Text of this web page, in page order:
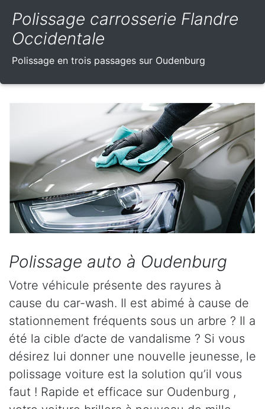
Polissage carrosserie Flandre
Occidentale
Polissage en trois passages sur Oudenburg
Polissage auto à Oudenburg
Votre véhicule présente des rayures à
cause du car-wash. Il est abimé à cause de
stationnement fréquents sous un arbre ? Il a
été la cible d’acte de vandalisme ? Si vous
désirez lui donner une nouvelle jeunesse, le
polissage voiture est la solution qu’il vous
faut ! Rapide et efficace sur Oudenburg ,